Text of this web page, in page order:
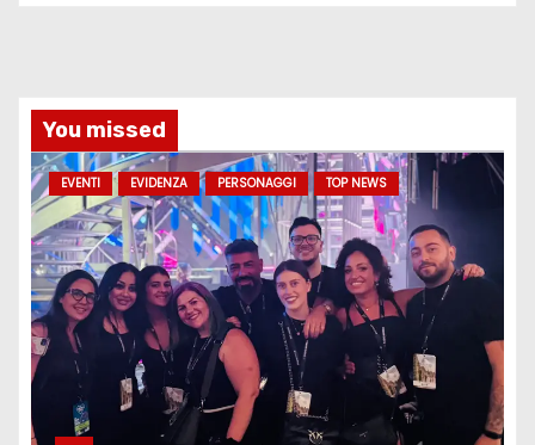
You missed
EVENTI EVIDENZA PERSONAGGI TOP NEWS